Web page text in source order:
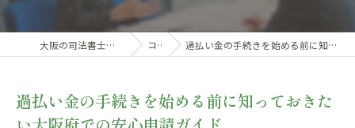
大阪の司法書士なら西田司法書士事務所 コラム 過払い金の手続きを始める前に知っておきたい大阪府での安心申請ガイド
過払い金の手続きを始める前に知っておきた